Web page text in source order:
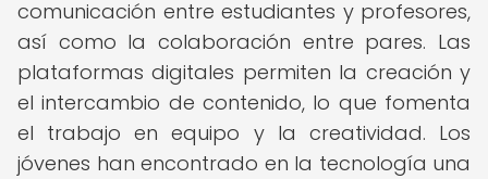
comunicación entre estudiantes y profesores,
así como la colaboración entre pares. Las
plataformas digitales permiten la creación y
el intercambio de contenido, lo que fomenta
el trabajo en equipo y la creatividad. Los
jóvenes han encontrado en la tecnología una